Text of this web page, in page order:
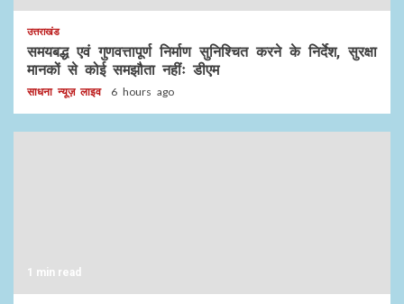
उत्तराखंड
समयबद्ध एवं गुणवत्तापूर्ण निर्माण सुनिश्चित करने के निर्देश, सुरक्षा
मानकों से कोई समझौता नहींः डीएम
साधना न्यूज़ लाइव 6 hours ago
1 min read